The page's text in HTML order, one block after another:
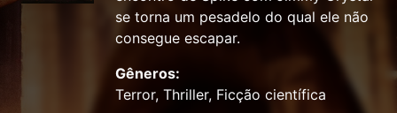
se torna um pesadelo do qual ele não
consegue escapar.
Gêneros:
Terror, Thriller, Ficção científica